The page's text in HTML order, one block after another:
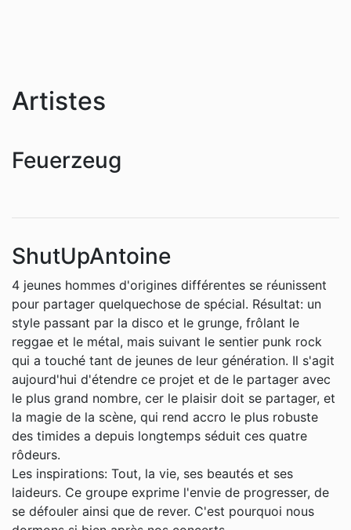
Artistes
Feuerzeug
ShutUpAntoine
4 jeunes hommes d'origines différentes se réunissent
pour partager quelquechose de spécial. Résultat: un
style passant par la disco et le grunge, frôlant le
reggae et le métal, mais suivant le sentier punk rock
qui a touché tant de jeunes de leur génération. Il s'agit
aujourd'hui d'étendre ce projet et de le partager avec
le plus grand nombre, cer le plaisir doit se partager, et
la magie de la scène, qui rend accro le plus robuste
des timides a depuis longtemps séduit ces quatre
rôdeurs.
Les inspirations: Tout, la vie, ses beautés et ses
laideurs. Ce groupe exprime l'envie de progresser, de
se défouler ainsi que de rever. C'est pourquoi nous